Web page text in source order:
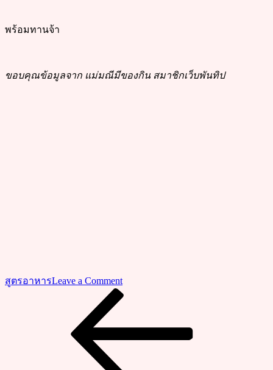
พร้อมทานจ้า
ขอบคุณข้อมูลจาก แม่มณีมีของกิน สมาชิกเว็บพันทิป
สูตรอาหารLeave a Commenton
วิธี